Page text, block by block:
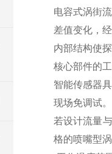
电容式涡街
差值变化，
内部结构使
核心部件的
智能传感器
现场免调试
若设计流量
格的喷嘴型